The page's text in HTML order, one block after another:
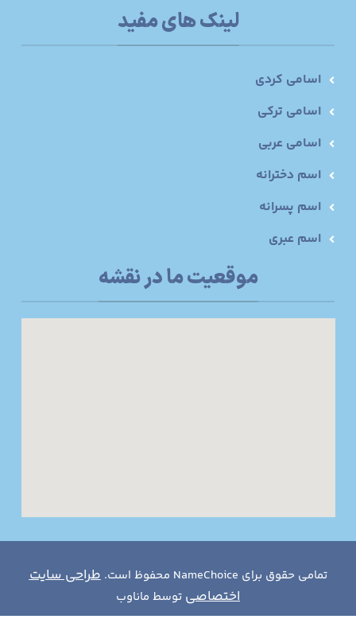
لینک های مفید
اسامی کردی
اسامی ترکی
اسامی عربی
اسم دخترانه
اسم پسرانه
اسم عبری
موقعیت ما در نقشه
تمامی حقوق برای NameChoice محفوظ است.
طراحی سایت
اختصاصی توسط ماناوب